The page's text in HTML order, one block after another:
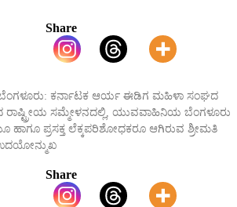
Share
ಕರ್ನಾಟಕ ಆರ್ಯ ಈಡಿಗ ಮಹಿಳಾ ಸಂಘದ
ಸಮ್ಮೇಳನದಲ್ಲಿ, ಯುವವಾಹಿನಿಯ ಬೆಂಗಳೂರು
ಪ್ರಸಕ್ತ ಲೆಕ್ಕಪರಿಶೋಧಕರೂ ಆಗಿರುವ ಶ್ರೀಮತಿ
Share